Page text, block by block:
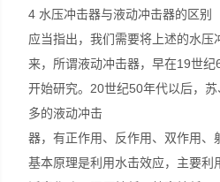
4 水压冲击器与液动冲击器的区别
应当指出，我们需要将上述的水压
来，所谓液动冲击器，早在19世
开始研究。20世纪50年代以后，
多的液动冲击
器，有正作用、反作用、双作用、
基本原理是利用水击效应，主要利